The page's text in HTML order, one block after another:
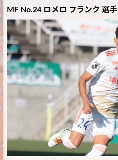
MF No.24 ロメロ フランク 選手